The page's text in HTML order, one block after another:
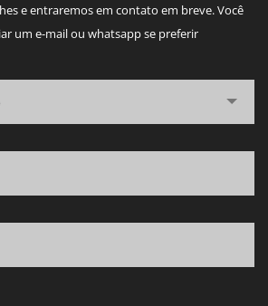
e entraremos em contato em breve. Você
um e-mail ou whatsapp se preferir